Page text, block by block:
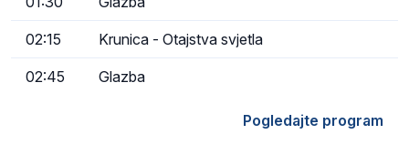
02:15 Krunica - Otajstva svjetla
02:45 Glazba
Pogledajte program